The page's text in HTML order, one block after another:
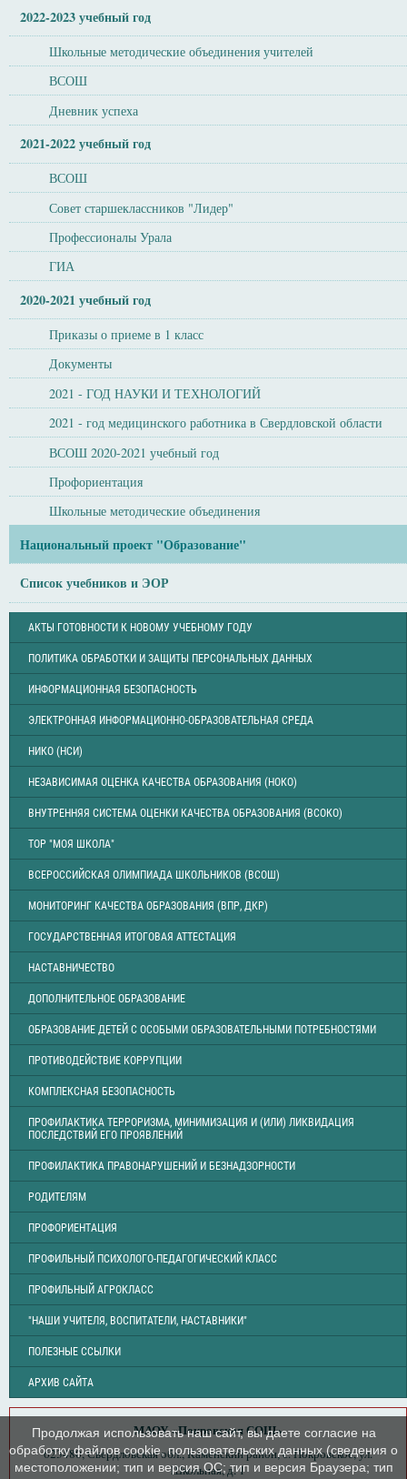
2022-2023 учебный год
Школьные методические объединения учителей
ВСОШ
Дневник успеха
2021-2022 учебный год
ВСОШ
Совет старшеклассников "Лидер"
Профессионалы Урала
ГИА
2020-2021 учебный год
Приказы о приеме в 1 класс
Документы
2021 - ГОД НАУКИ И ТЕХНОЛОГИЙ
2021 - год медицинского работника в Свердловской области
ВСОШ 2020-2021 учебный год
Профориентация
Школьные методические объединения
Национальный проект "Образование"
Список учебников и ЭОР
АКТЫ ГОТОВНОСТИ К НОВОМУ УЧЕБНОМУ ГОДУ
ПОЛИТИКА ОБРАБОТКИ И ЗАЩИТЫ ПЕРСОНАЛЬНЫХ ДАННЫХ
ИНФОРМАЦИОННАЯ БЕЗОПАСНОСТЬ
ЭЛЕКТРОННАЯ ИНФОРМАЦИОННО-ОБРАЗОВАТЕЛЬНАЯ СРЕДА
НИКО (НСИ)
НЕЗАВИСИМАЯ ОЦЕНКА КАЧЕСТВА ОБРАЗОВАНИЯ (НОКО)
ВНУТРЕННЯЯ СИСТЕМА ОЦЕНКИ КАЧЕСТВА ОБРАЗОВАНИЯ (ВСОКО)
ТОР "МОЯ ШКОЛА"
ВСЕРОССИЙСКАЯ ОЛИМПИАДА ШКОЛЬНИКОВ (ВСОШ)
МОНИТОРИНГ КАЧЕСТВА ОБРАЗОВАНИЯ (ВПР, ДКР)
ГОСУДАРСТВЕННАЯ ИТОГОВАЯ АТТЕСТАЦИЯ
НАСТАВНИЧЕСТВО
ДОПОЛНИТЕЛЬНОЕ ОБРАЗОВАНИЕ
ОБРАЗОВАНИЕ ДЕТЕЙ С ОСОБЫМИ ОБРАЗОВАТЕЛЬНЫМИ ПОТРЕБНОСТЯМИ
ПРОТИВОДЕЙСТВИЕ КОРРУПЦИИ
КОМПЛЕКСНАЯ БЕЗОПАСНОСТЬ
ПРОФИЛАКТИКА ТЕРРОРИЗМА, МИНИМИЗАЦИЯ И (ИЛИ) ЛИКВИДАЦИЯ
ПОСЛЕДСТВИЙ ЕГО ПРОЯВЛЕНИЙ
ПРОФИЛАКТИКА ПРАВОНАРУШЕНИЙ И БЕЗНАДЗОРНОСТИ
РОДИТЕЛЯМ
ПРОФОРИЕНТАЦИЯ
ПРОФИЛЬНЫЙ ПСИХОЛОГО-ПЕДАГОГИЧЕСКИЙ КЛАСС
ПРОФИЛЬНЫЙ АГРОКЛАСС
"НАШИ УЧИТЕЛЯ, ВОСПИТАТЕЛИ, НАСТАВНИКИ"
ПОЛЕЗНЫЕ ССЫЛКИ
АРХИВ САЙТА
МАОУ «Покровская СОШ»
623480, Свердловская обл., Каменский район, с. Покровское, ул.
Школьная, д. 1
Продолжая использовать наш сайт, вы даете согласие на
обработку файлов cookie, пользовательских данных (сведения о
местоположении; тип и версия ОС; тип и версия Браузера; тип